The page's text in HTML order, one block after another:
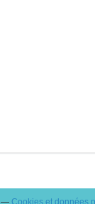
Cookies et données